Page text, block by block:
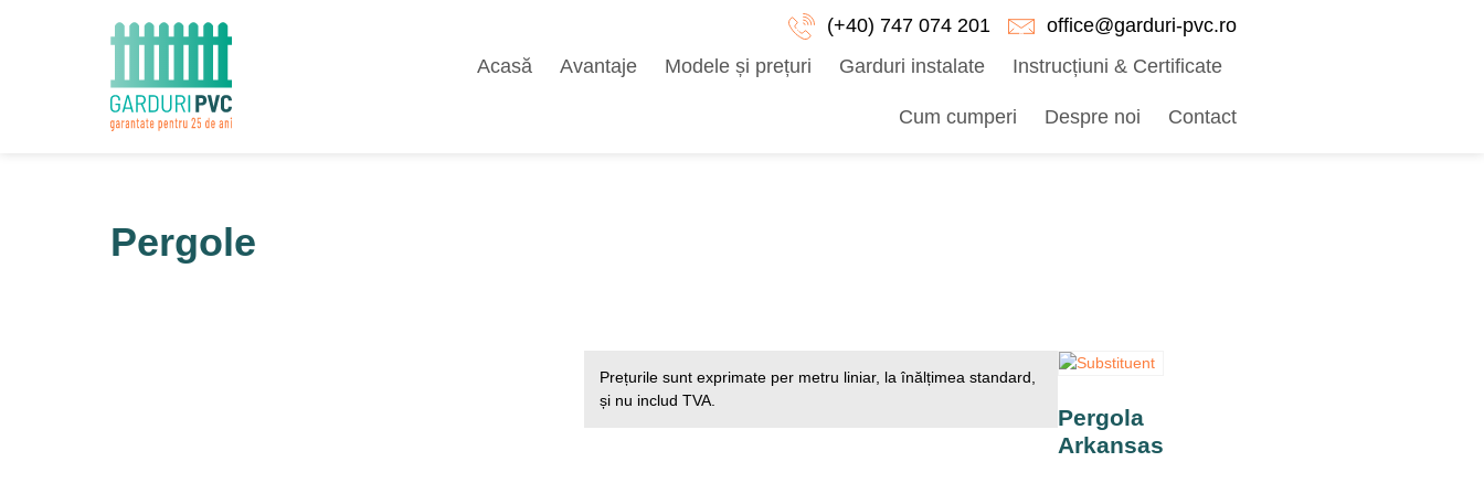
(+40) 747 074 201
office@garduri-pvc.ro
Acasă
Avantaje Modele și prețuri Garduri instalate Instrucțiuni & Certificate
Cum cumperi Despre noi Contact
Pergole
Prețurile sunt exprimate per metru liniar, la înălțimea standard,
și nu includ TVA.
Pergola
Arkansas